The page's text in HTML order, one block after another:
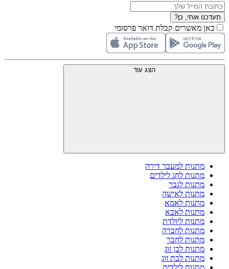
תעדכנו אותי, כן?
כאן מאשרים קבלת דואר פרסומי
הצג עוד
מתנות למעבר דירה
מתנות לחג לילדים
מתנות לגבר
מתנות לאישה
מתנות לאמא
מתנות לאבא
מתנות ליולדת
מתנות לחברה
מתנות לחבר
מתנות לבן זוג
מתנות לבת זוג
מתנות לילדים